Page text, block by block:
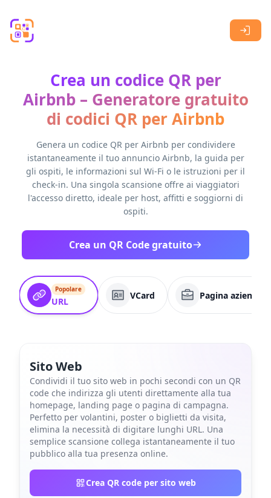
Crea un codice QR per
Airbnb – Generatore gratuito
di codici QR per Airbnb
Genera un codice QR per Airbnb per condividere
istantaneamente il tuo annuncio Airbnb, la guida per
gli ospiti, le informazioni sul Wi-Fi o le istruzioni per il
check-in. Una singola scansione offre ai viaggiatori
l'accesso diretto, ideale per host, affitti e soggiorni di
ospiti.
Crea un QR Code gratuito
Popolare
URL
VCard Pagina aziendale
Sito Web
Condividi il tuo sito web in pochi secondi con un QR
code che indirizza gli utenti direttamente alla tua
homepage, landing page o pagina di campagna.
Perfetto per volantini, poster o biglietti da visita,
elimina la necessità di digitare lunghi URL. Una
semplice scansione collega istantaneamente il tuo
pubblico alla tua presenza online.
Crea QR code per sito web